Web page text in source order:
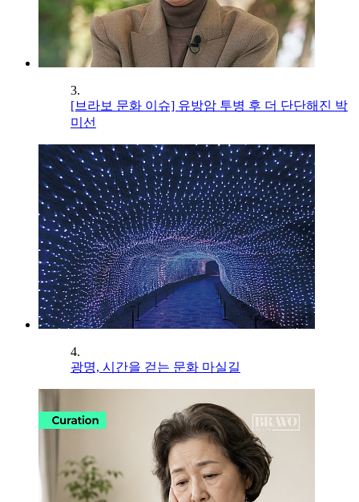
3.
[브라보 문화 이슈] 유방암 투병 후 더 단단해진 박
미선
4.
광명, 시간을 걷는 문화 마실길